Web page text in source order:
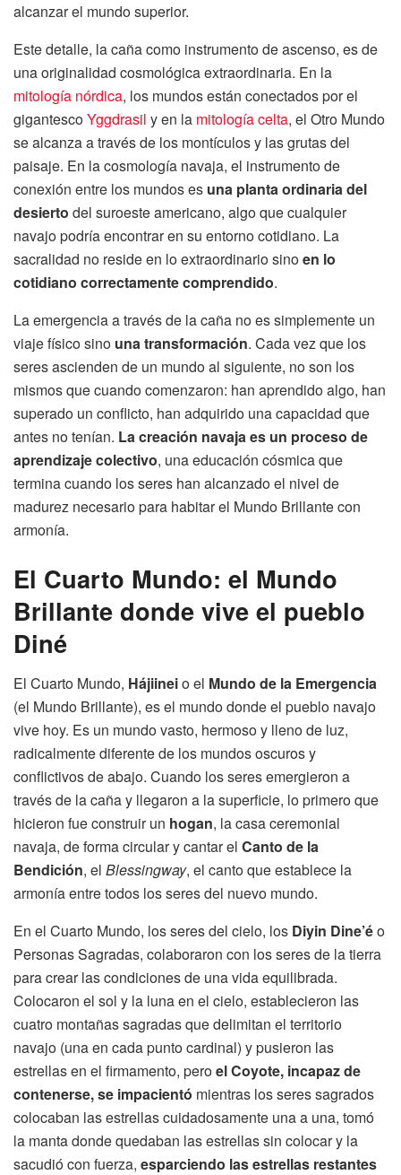
alcanzar el mundo superior.
Este detalle, la caña como instrumento de ascenso, es de
una originalidad cosmológica extraordinaria. En la
mitología nórdica, los mundos están conectados por el
gigantescoYggdrasil y en la mitología celta, el Otro Mundo
se alcanza a través de los montículos y las grutas del
paisaje. En la cosmología navaja, el instrumento de
conexión entre los mundos es una planta ordinaria del
desierto del suroeste americano, algo que cualquier
navajo podría encontrar en su entorno cotidiano. La
sacralidad no reside en lo extraordinario sinoen lo
cotidiano correctamente comprendido.
La emergencia a través de la caña no es simplemente un
viaje físico sino una transformación. Cada vez que los
seres ascienden de un mundo al siguiente, no son los
mismos que cuando comenzaron: han aprendido algo, han
superado un conflicto, han adquirido una capacidad que
antes no tenían. La creación navaja es un proceso de
aprendizaje colectivo, una educación cósmica que
termina cuando los seres han alcanzado el nivel de
madurez necesario para habitar el Mundo Brillante con
armonía.
El Cuarto Mundo: el Mundo
Brillante donde vive el pueblo
Diné
El Cuarto Mundo, Hájiineio el Mundo de la Emergencia
(el Mundo Brillante), es el mundo donde el pueblo navajo
vive hoy. Es un mundo vasto, hermoso y lleno de luz,
radicalmente diferente de los mundos oscuros y
conflictivos de abajo. Cuando los seres emergieron a
través de la caña y llegaron a la superficie, lo primero que
hicieron fue construir un hogan, la casa ceremonial
navaja, de forma circular y cantar el Canto de la
Bendición, el Blessingway, el canto que establece la
armonía entre todos los seres del nuevo mundo.
En el Cuarto Mundo, los seres del cielo, los Diyin Dine’éo
Personas Sagradas, colaboraron con los seres de la tierra
para crear las condiciones de una vida equilibrada.
Colocaron el sol y la luna en el cielo, establecieron las
cuatro montañas sagradas que delimitan el territorio
navajo (una en cada punto cardinal) y pusieron las
estrellas en el firmamento, peroel Coyote, incapaz de
contenerse, se impacientó mientras los seres sagrados
colocaban las estrellas cuidadosamente una a una, tomó
la manta donde quedaban las estrellas sin colocar y la
sacudió con fuerza, esparciendo las estrellas restantes